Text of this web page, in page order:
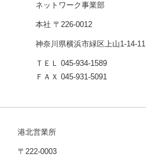
ネットワーク事業部
本社 〒226-0012
神奈川県横浜市緑区上山1-14-11
ＴＥＬ 045-934-1589
ＦＡＸ 045-931-5091
港北営業所
〒222-0003